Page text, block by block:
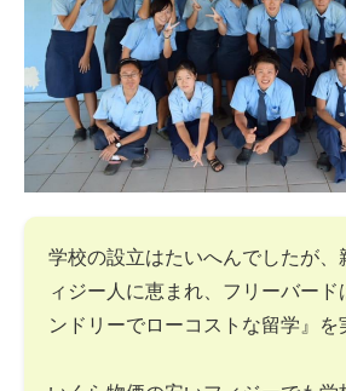
学校の設立はたいへんでしたが、
ィジー人に恵まれ、フリーバード
ンドリーでローコストな留学』を